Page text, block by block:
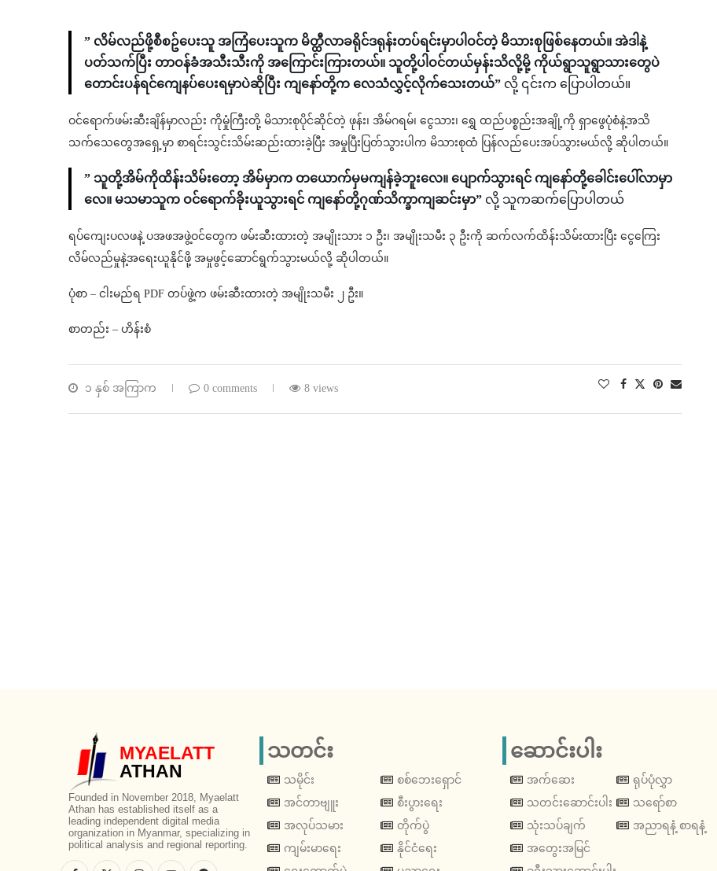
” လိမ်လည်ဖို့စီစဥ်ပေးသူ အကြံပေးသူက မိတ္ထီလာခရိုင်ဒရုန်းတပ်ရင်းမှာပါဝင်တဲ့ မိသားစုဖြစ်နေတယ်။ အဲဒါနဲ့
ပတ်သက်ပြီး တာဝန်ခံအသီးသီးကို အကြောင်းကြားတယ်။ သူတို့ပါဝင်တယ်မှန်းသိလို့မို့ ကိုယ်ရွာသူရွာသားတွေပဲ
တောင်းပန်ရင်ကျေနပ်ပေးရမှာပဲဆိုပြီး ကျနော်တို့က လေသံလွှင့်လိုက်သေးတယ်” လို့ ၎င်းက ပြောပါတယ်။
ဝင်ရောက်ဖမ်းဆီးချိန်မှာလည်း ကိုမှုံကြီးတို့ မိသားစုပိုင်ဆိုင်တဲ့ ဖုန်း၊ အိမ်ဂရမ်၊ ငွေသား၊ ရွှေ ထည်ပစ္စည်းအချို့ကို ရှာဖွေပုံစံနဲ့အသိ
သက်သေတွေအရှေ့မှာ စာရင်းသွင်းသိမ်းဆည်းထားခဲ့ပြီး အမှုပြီးပြတ်သွားပါက မိသားစုထံ ပြန်လည်ပေးအပ်သွားမယ်လို့ ဆိုပါတယ်။
” သူတို့အိမ်ကိုထိန်းသိမ်းတော့ အိမ်မှာက တယောက်မှမကျန်ခဲ့ဘူးလေ။ ပျောက်သွားရင် ကျနော်တို့ခေါင်းပေါ်လာမှာ
လေ။ မသမာသူက ဝင်ရောက်ခိုးယူသွားရင် ကျနော်တို့ဂုဏ်သိက္ခာကျဆင်းမှာ” လို့ သူကဆက်ပြောပါတယ်
ရပ်ကျေးပလဖနဲ့ ပအဖအဖွဲ့ဝင်တွေက ဖမ်းဆီးထားတဲ့ အမျိုးသား ၁ ဦး၊ အမျိုးသမီး ၃ ဦးကို ဆက်လက်ထိန်းသိမ်းထားပြီး ငွေကြေး
လိမ်လည်မှုနဲ့အရေးယူနိုင်ဖို့ အမှုဖွင့်ဆောင်ရွက်သွားမယ်လို့ ဆိုပါတယ်။
ပုံစာ – ငါးမည်ရ PDF တပ်ဖွဲ့က ဖမ်းဆီးထားတဲ့ အမျိုးသမီး ‌၂ ဦး။
စာတည်း – ဟိန်းစံ
၁ နှစ် အကြာက 0 comments 8 views
MYAELATT
ATHAN
Founded in November 2018, Myaelatt
Athan has established itself as a
leading independent digital media
organization in Myanmar, specializing in
political analysis and regional reporting.
သတင်း
သမိုင်း
အင်တာဗျူး
အလုပ်သမား
ကျမ်းမာရေး
စစ်ဘေးရှောင်
စီးပွားရေး
တိုက်ပွဲ
နိုင်ငံရေး
ဆောင်းပါး
အက်ဆေး
သတင်းဆောင်းပါး
သုံးသပ်ချက်
အတွေးအမြင်
ရုပ်ပုံလွှာ
သရော်စာ
အညာရနံ့ စာရနံ့